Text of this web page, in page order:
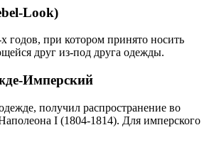
Look)
годов, при котором принято носить
друг из-под друга одежды.
Имперский
получил распространение во
I (1804-1814). Для имперского